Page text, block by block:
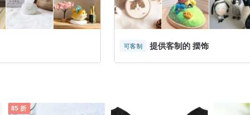
可客制 提供客制的 摆饰
85 折